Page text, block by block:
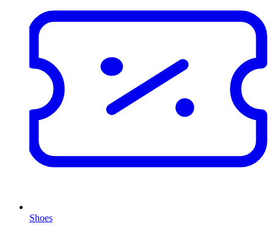
Shoes